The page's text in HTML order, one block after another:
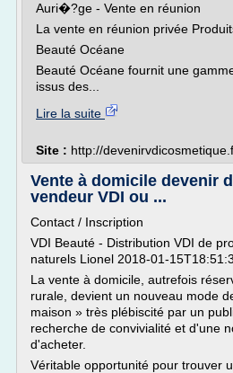
Auri�?ge - Vente en réunion
La vente en réunion privée
Beauté Océane
Beauté Océane fournit une
issus des...
Lire la suite
Site : http://
Vente à domicile devenir
vendeur VDI ou ...
Contact / Inscription
VDI Beauté - Distribution VDI de
naturels Lionel 2018-01-
La vente à domicile, autrefois
rurale, devient un nouveau mode
maison » très plébiscité par un
recherche de convivialité et d'une
d'acheter.
Véritable opportunité pour trouver